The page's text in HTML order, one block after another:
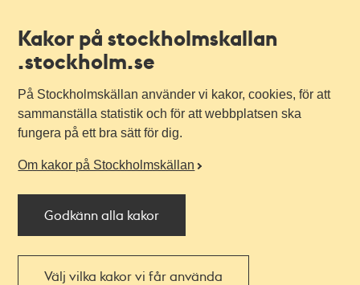
Kakor på stockholmskallan
.stockholm.se
På Stockholmskällan använder vi kakor, cookies, för att
sammanställa statistik och för att webbplatsen ska
fungera på ett bra sätt för dig.
Om kakor på Stockholmskällan
Godkänn alla kakor
Välj vilka kakor vi får använda